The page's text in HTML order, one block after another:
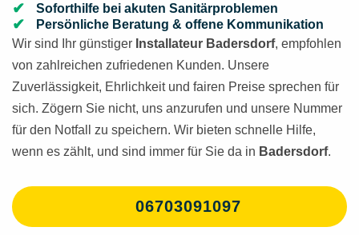
Soforthilfe bei akuten Sanitärproblemen
Persönliche Beratung & offene Kommunikation
Wir sind Ihr günstiger Installateur Badersdorf, empfohlen
von zahlreichen zufriedenen Kunden. Unsere
Zuverlässigkeit, Ehrlichkeit und fairen Preise sprechen für
sich. Zögern Sie nicht, uns anzurufen und unsere Nummer
für den Notfall zu speichern. Wir bieten schnelle Hilfe,
wenn es zählt, und sind immer für Sie da in Badersdorf.
06703091097